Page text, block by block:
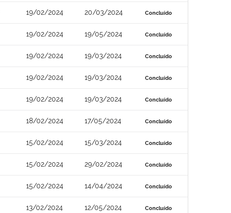
19/02/2024 20/03/2024 Concluído
19/02/2024 19/05/2024 Concluído
19/02/2024 19/03/2024 Concluído
19/02/2024 19/03/2024 Concluído
19/02/2024 19/03/2024 Concluído
18/02/2024 17/05/2024 Concluído
15/02/2024 15/03/2024 Concluído
15/02/2024 29/02/2024 Concluído
15/02/2024 14/04/2024 Concluído
13/02/2024 12/05/2024 Concluído